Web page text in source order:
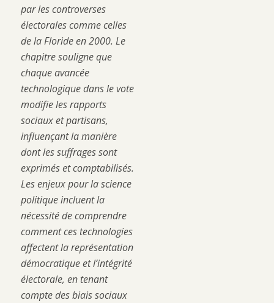
par les controverses
électorales comme celles
de la Floride en 2000. Le
chapitre souligne que
chaque avancée
technologique dans le vote
modifie les rapports
sociaux et partisans,
influençant la manière
dont les suffrages sont
exprimés et comptabilisés.
Les enjeux pour la science
politique incluent la
nécessité de comprendre
comment ces technologies
affectent la représentation
démocratique et l’intégrité
électorale, en tenant
compte des biais sociaux